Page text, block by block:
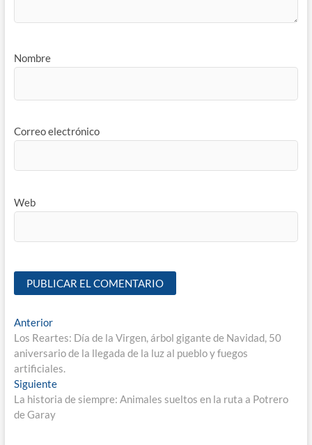
Nombre
Correo electrónico
Web
Anterior
Los Reartes: Día de la Virgen, árbol gigante de Navidad, 50
aniversario de la llegada de la luz al pueblo y fuegos
artificiales.
Siguiente
La historia de siempre: Animales sueltos en la ruta a Potrero
de Garay